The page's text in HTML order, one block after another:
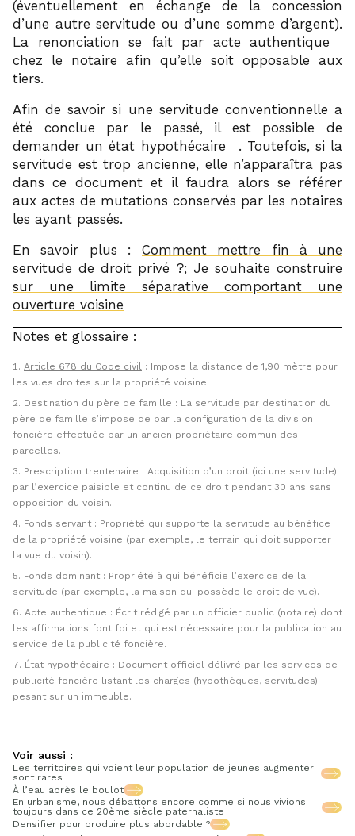
(éventuellement en échange de la concession
d’une autre servitude ou d’une somme d’argent).
La renonciation se fait par acte authentique
chez le notaire afin qu’elle soit opposable aux
tiers.
Afin de savoir si une servitude conventionnelle a
été conclue par le passé, il est possible de
demander un état hypothécaire
. Toutefois, si la
servitude est trop ancienne, elle n’apparaîtra pas
dans ce document et il faudra alors se référer
aux actes de mutations conservés par les notaires
les ayant passés.
En savoir plus : Comment mettre fin à une
servitude de droit privé ?; Je souhaite construire
sur une limite séparative comportant une
ouverture voisine
Notes et glossaire :
Article 678 du Code civil : Impose la distance de 1,90 mètre pour
les vues droites sur la propriété voisine.
Destination du père de famille : La servitude par destination du
père de famille s’impose de par la configuration de la division
foncière effectuée par un ancien propriétaire commun des
parcelles.
Prescription trentenaire : Acquisition d’un droit (ici une servitude)
par l’exercice paisible et continu de ce droit pendant 30 ans sans
opposition du voisin.
Fonds servant : Propriété qui supporte la servitude au bénéfice
de la propriété voisine (par exemple, le terrain qui doit supporter
la vue du voisin).
Fonds dominant : Propriété à qui bénéficie l’exercice de la
servitude (par exemple, la maison qui possède le droit de vue).
Acte authentique : Écrit rédigé par un officier public (notaire) dont
les affirmations font foi et qui est nécessaire pour la publication au
service de la publicité foncière.
État hypothécaire : Document officiel délivré par les services de
publicité foncière listant les charges (hypothèques, servitudes)
pesant sur un immeuble.
Voir aussi :
Les territoires qui voient leur population de jeunes augmenter
sont rares
À l’eau après le boulot
En urbanisme, nous débattons encore comme si nous vivions
toujours dans ce 20ème siècle paternaliste
Densifier pour produire plus abordable ?